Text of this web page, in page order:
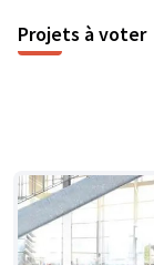
Projets à voter